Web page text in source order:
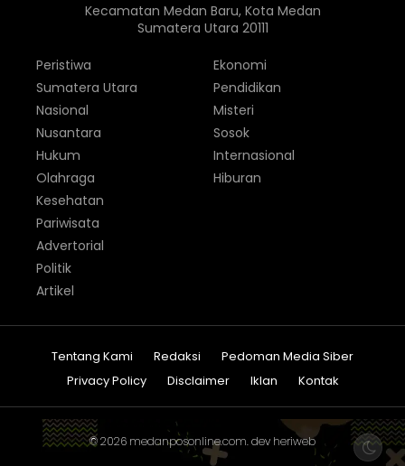
Kecamatan Medan Baru, Kota Medan
Sumatera Utara 20111
Peristiwa
Sumatera Utara
Nasional
Nusantara
Hukum
Olahraga
Ekonomi
Pendidikan
Misteri
Sosok
Internasional
Hiburan
Kesehatan
Pariwisata
Advertorial
Politik
Artikel
Tentang Kami Redaksi
Pedoman Media Siber
Privacy Policy
Disclaimer Iklan Kontak
© 2026 medanposonline.com. dev heriweb